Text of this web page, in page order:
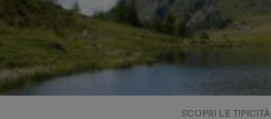
SCOPRI LE TIPICITÀ